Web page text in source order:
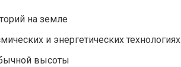
на земле
и энергетических технологиях
высоты